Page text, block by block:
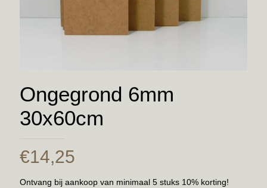
Ongegrond 6mm
30x60cm
€14,25
Ontvang bij aankoop van minimaal 5 stuks 10% korting!